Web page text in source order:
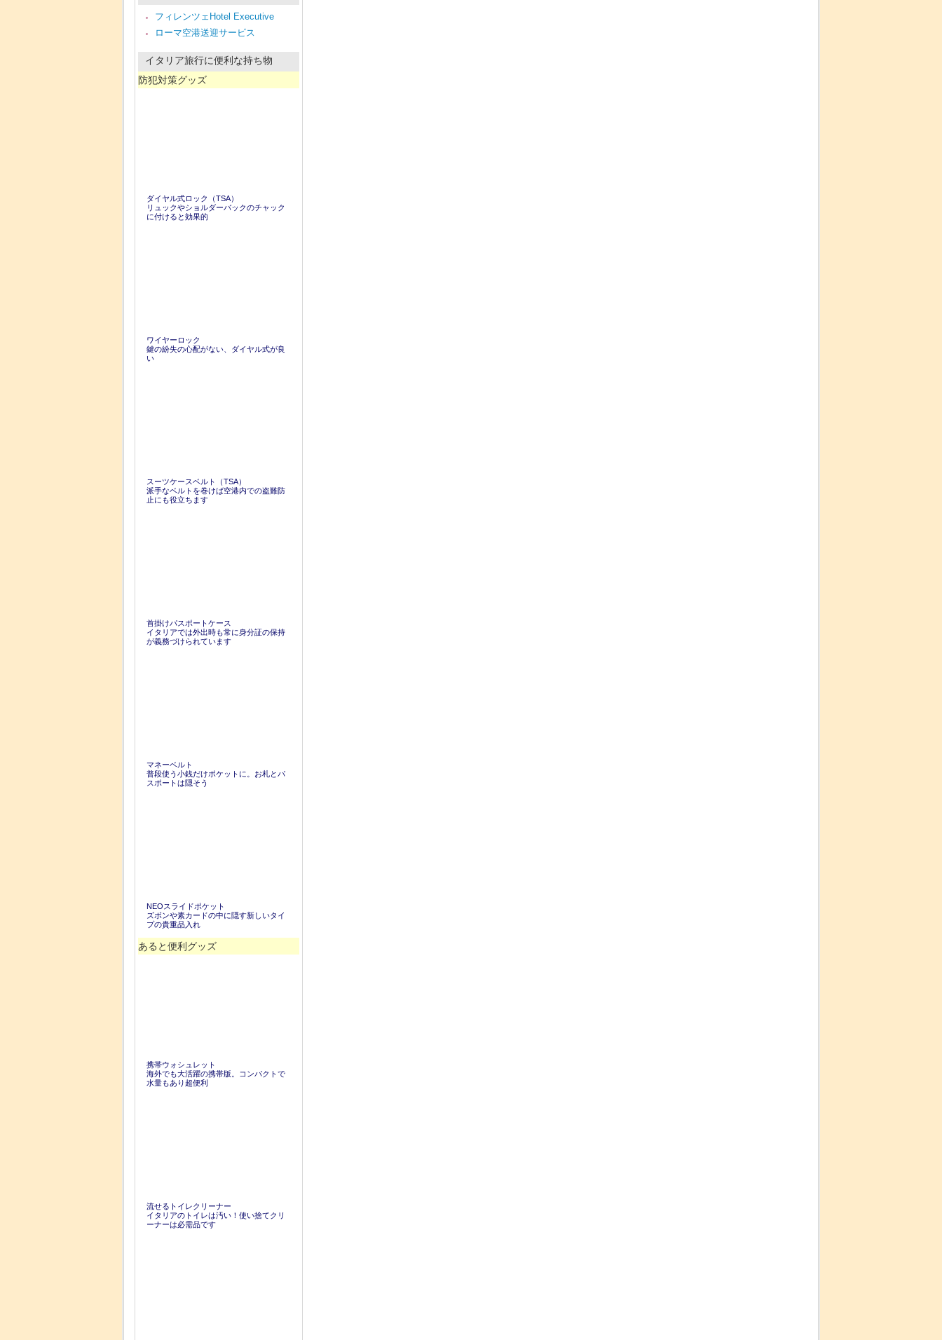
フィレンツェHotel Executive
ローマ空港送迎サービス
イタリア旅行に便利な持ち物
防犯対策グッズ
ダイヤル式ロック（TSA）
リュックやショルダーバックのチャック
に付けると効果的
ワイヤーロック
鍵の紛失の心配がない、ダイヤル式が良
い
スーツケースベルト（TSA）
派手なベルトを巻けば空港内での盗難防
止にも役立ちます
首掛けパスポートケース
イタリアでは外出時も常に身分証の保持
が義務づけられています
マネーベルト
普段使う小銭だけポケットに。お札とパ
スポートは隠そう
NEOスライドポケット
ズボンや素カードの中に隠す新しいタイ
プの貴重品入れ
あると便利グッズ
携帯ウォシュレット
海外でも大活躍の携帯版。コンパクトで
水量もあり超便利
流せるトイレクリーナー
イタリアのトイレは汚い！使い捨てクリ
ーナーは必需品です